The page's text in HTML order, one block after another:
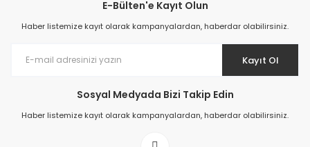
Prime ArtDECO Duvar Kağıdı Tutkalı 500 gr
199,00 TL
E-Bülten'e Kayıt Olun
Haber listemize kayıt olarak kampanyalardan, haberdar olabilirsiniz.
Kayıt Ol
Sosyal Medyada Bizi Takip Edin
Haber listemize kayıt olarak kampanyalardan, haberdar olabilirsiniz.